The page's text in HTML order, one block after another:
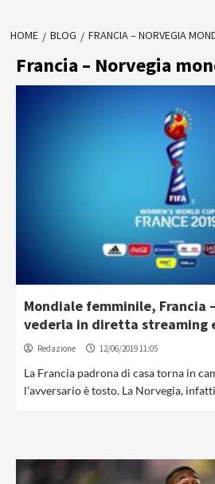
HOME BLOG FRANCIA – NORVEGIA
Francia – Norvegia
Mondiale femminile, Francia
vederla in diretta streaming
Redazione 12/06/2019 11:05
La Francia padrona di casa torna in
l'avversario è tosto. La Norvegia,